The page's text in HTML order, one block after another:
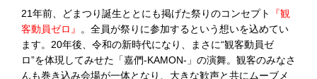
21年前、どまつり誕生ととにも掲げた祭りのコンセプト
『観
客動員ゼロ』 。全員が祭りに参加するという想いを込めてい
ます。20年後、令和の新時代になり、まさに“観客動員ゼ
ロ”を体現してみせた「嘉們-KAMON-」の演舞。観客のみなさ
んも巻き込み会場が一体となり、大きな歓声と共にムーブメ